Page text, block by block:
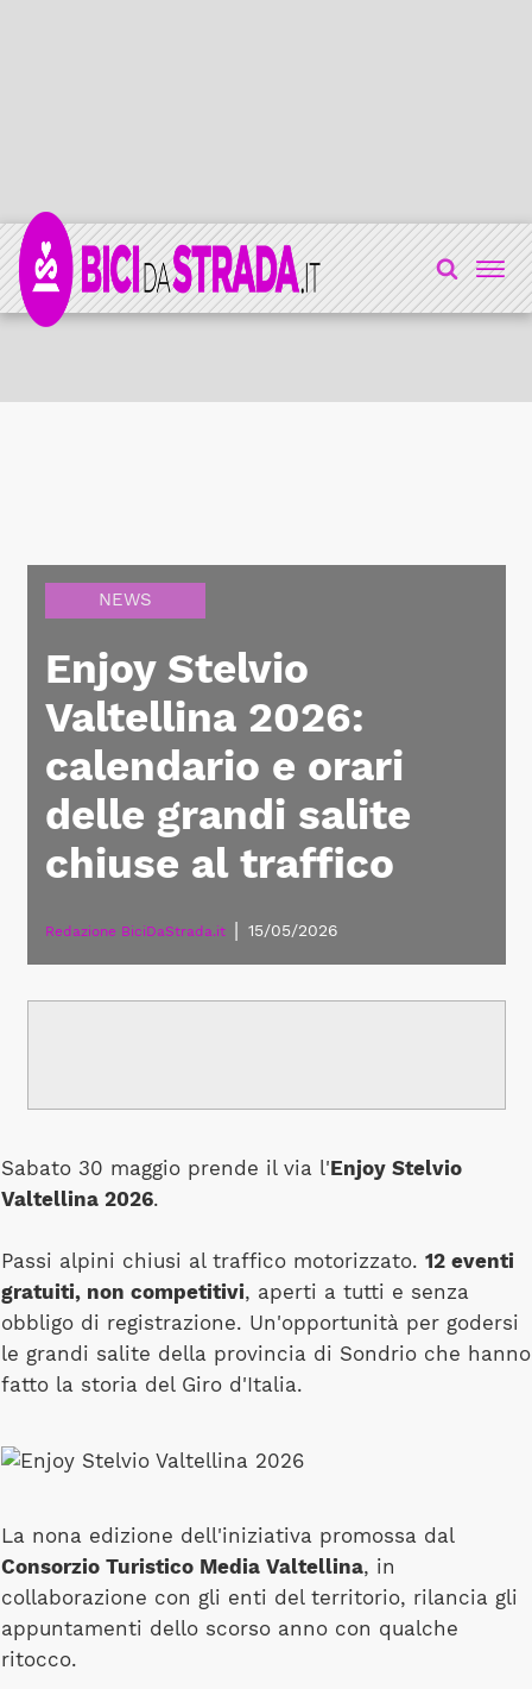
NEWS
Enjoy Stelvio
Valtellina 2026:
calendario e orari
delle grandi salite
chiuse al traffico
Redazione BiciDaStrada.it 15/05/2026
Sabato 30 maggio prende il via l'Enjoy Stelvio
Valtellina 2026.
Passi alpini chiusi al traffico motorizzato. 12 eventi
gratuiti, non competitivi, aperti a tutti e senza
obbligo di registrazione. Un'opportunità per godersi
le grandi salite della provincia di Sondrio che hanno
fatto la storia del Giro d'Italia.
La nona edizione dell'iniziativa promossa dal
Consorzio Turistico Media Valtellina, in
collaborazione con gli enti del territorio, rilancia gli
appuntamenti dello scorso anno con qualche
ritocco.